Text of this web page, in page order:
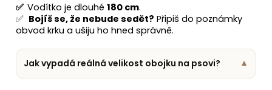
✅ Vodítko je dlouhé 180 cm.
✅ Bojíš se, že nebude sedět? Připiš do poznámky
obvod krku a ušiju ho hned správně.
Jak vypadá reálná velikost obojku na psovi? ▼